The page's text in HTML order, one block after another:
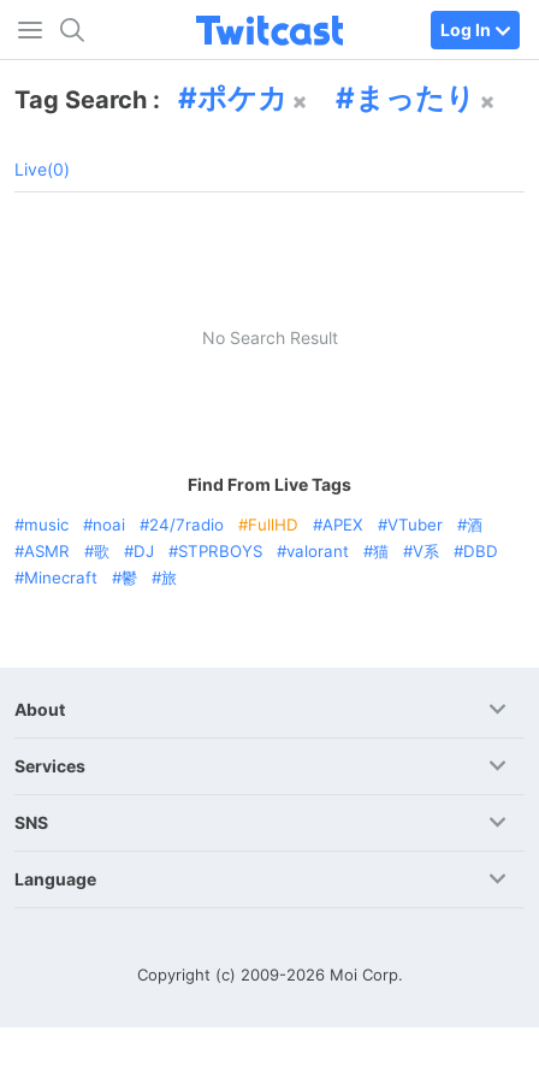
Log In
Tag Search : ポケカ まったり
Live(0)
No Search Result
Find From Live Tags
music noai 24/7radio FullHD APEX VTuber
酒
ASMR
歌 DJ STPRBOYS valorant 猫 V系
DBD
Minecraft
鬱 旅
About
Services
SNS
Language
Copyright (c) 2009-2026 Moi Corp.